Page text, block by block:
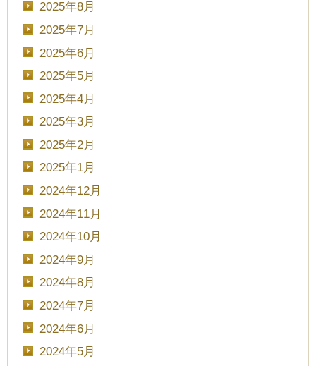
2025年8月
2025年7月
2025年6月
2025年5月
2025年4月
2025年3月
2025年2月
2025年1月
2024年12月
2024年11月
2024年10月
2024年9月
2024年8月
2024年7月
2024年6月
2024年5月